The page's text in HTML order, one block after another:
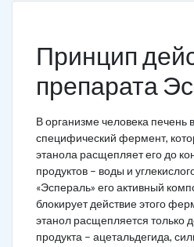
Принцип
препарата
В организме человека печень
специфический фермент,
этанола расщепляет его до
продуктов – воды и
«Эспераль» его активный
блокирует действие этого
этанол расщепляется только
продукта – ацетальдегида,